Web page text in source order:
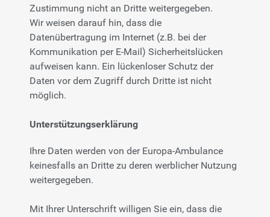
Zustimmung nicht an Dritte weitergegeben.
Wir weisen darauf hin, dass die
Datenübertragung im Internet (z.B. bei der
Kommunikation per E-Mail) Sicherheitslücken
aufweisen kann. Ein lückenloser Schutz der
Daten vor dem Zugriff durch Dritte ist nicht
möglich.
Unterstützungserklärung
Ihre Daten werden von der Europa-Ambulance
keinesfalls an Dritte zu deren werblicher Nutzung
weitergegeben.
Mit Ihrer Unterschrift willigen Sie ein, dass die